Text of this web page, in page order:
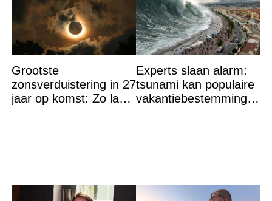
Grootste
zonsverduistering in 27
jaar op komst: Zo laat
Experts slaan alarm:
tsunami kan populaire
vakantiebestemming